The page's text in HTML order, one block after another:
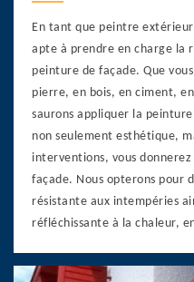
En tant que peintre
apte à prendre en charge la
peinture de façade. Que
pierre, en bois, en ciment,
saurons appliquer la
non seulement esthétique,
interventions, vous
façade. Nous opterons pour
résistante aux intempéries
réfléchissante à la chaleur,